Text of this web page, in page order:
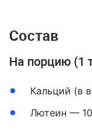
Состав
На порцию (1
Кальций (в
Лютеин —